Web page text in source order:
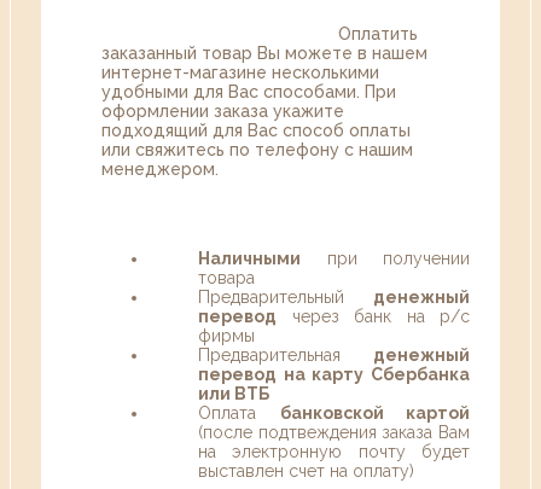
Оплатить
заказанный товар Вы можете в нашем
интернет-магазине несколькими
удобными для Вас способами. При
оформлении заказа укажите
подходящий для Вас способ оплаты
или свяжитесь по телефону с нашим
менеджером.
Наличными при получении
товара
Предварительный денежный
перевод через банк на р/с
фирмы
Предварительная денежный
перевод на карту Сбербанка
или ВТБ
Оплата банковской картой
(после подтвеждения заказа Вам
на электронную почту будет
выставлен счет на оплату)